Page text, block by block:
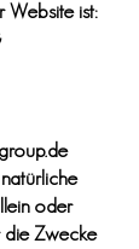
Website ist:
oder
die Zwecke